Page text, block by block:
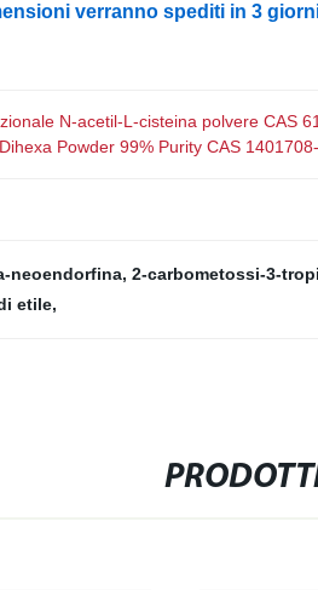
verranno spediti in 3
N-acetil-L-cisteina polvere CAS
Powder 99% Purity CAS
neoendorfina, 2-carbometossi-3-
etile,